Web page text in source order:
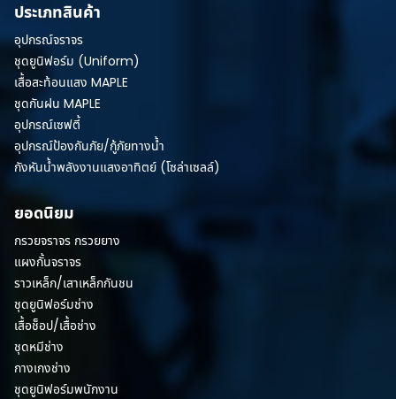
ประเภทสินค้า
อุปกรณ์จราจร
ชุดยูนิฟอร์ม (Uniform)
เสื้อสะท้อนแสง MAPLE
ชุดกันฝน MAPLE
อุปกรณ์เซฟตี้
อุปกรณ์ป้องกันภัย/กู้ภัยทางน้ำ
กังหันน้ำพลังงานแสงอาทิตย์ (โซล่าเซลล์)
ยอดนิยม
กรวยจราจร กรวยยาง
แผงกั้นจราจร
ราวเหล็ก/เสาเหล็กกันชน
ชุดยูนิฟอร์มช่าง
เสื้อช็อป/เสื้อช่าง
ชุดหมีช่าง
กางเกงช่าง
ชุดยูนิฟอร์มพนักงาน